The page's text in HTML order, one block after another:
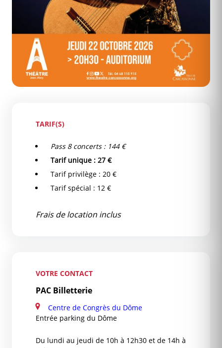
TARIF(S)
Pass 8 concerts : 144 €
Tarif unique : 27 €
Tarif privilège : 20 €
Tarif spécial : 12 €
Frais de location inclus
VOTRE CONTACT
PAC Billetterie
Centre de Congrès du Dôme
Entrée parking du Dôme
Du lundi au jeudi de 10h à 12h30 et de 14h à